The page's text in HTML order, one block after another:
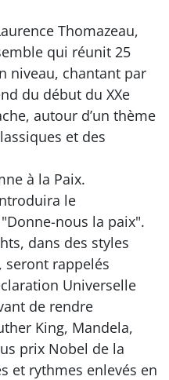
Thomazeau,
qui réunit 25
niveau, chantant par
du début du XXe
autour d’un thème
et des
à la Paix.
le
nous la paix".
dans des styles
seront rappelés
Universelle
de rendre
King, Mandela,
prix Nobel de la
et rythmes enlevés en